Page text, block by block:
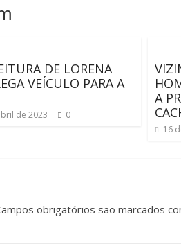
DE LORENA
VEÍCULO PARA A
de 2023 0
A
16
obrigatórios são marcados